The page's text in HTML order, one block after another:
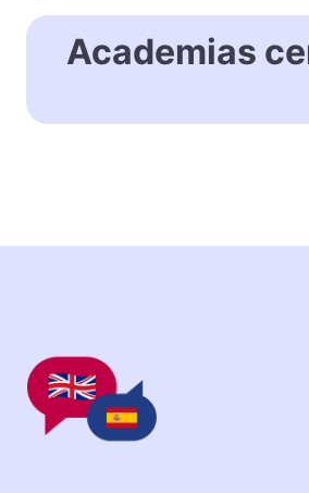
Academias